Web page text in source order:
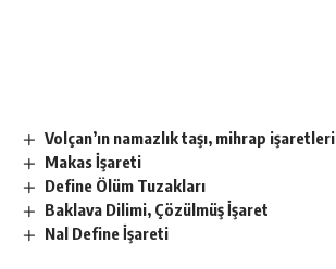
Volçan’ın namazlık taşı, mihrap işaretleri
Makas İşareti
Define Ölüm Tuzakları
Baklava Dilimi, Çözülmüş İşaret
Nal Define İşareti